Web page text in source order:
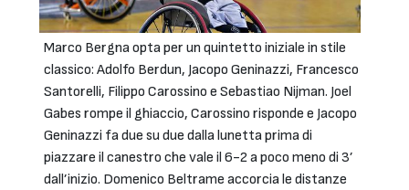
Marco Bergna opta per un quintetto iniziale in stile
classico: Adolfo Berdun, Jacopo Geninazzi, Francesco
Santorelli, Filippo Carossino e Sebastiao Nijman. Joel
Gabes rompe il ghiaccio, Carossino risponde e Jacopo
Geninazzi fa due su due dalla lunetta prima di
piazzare il canestro che vale il 6-2 a poco meno di 3’
dall’inizio. Domenico Beltrame accorcia le distanze